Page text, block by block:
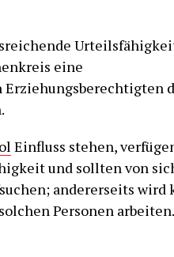
eine
Erziehungsberechtigten
Einfluss stehen,
und sollten von
andererseits wird
Personen arbeiten.